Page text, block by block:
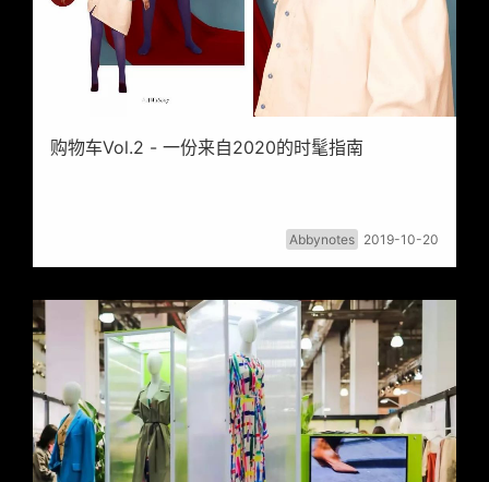
购物车Vol.2 - 一份来自2020的时髦指南
Abbynotes 2019-10-20